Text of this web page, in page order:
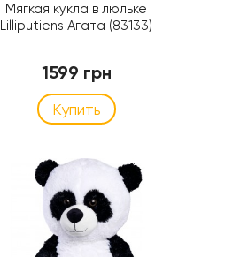
Мягкая кукла в люльке
Lilliputiens Агата (83133)
1599 грн
Купить